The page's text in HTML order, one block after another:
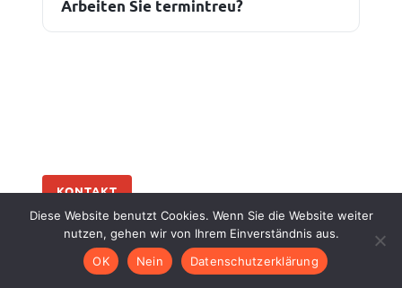
Arbeiten Sie termintreu?
KONTAKT
Kontakt zu Ihrem
Bauunternehmen
Diese Website benutzt Cookies. Wenn Sie die Website weiter
nutzen, gehen wir von Ihrem Einverständnis aus.
OK
Nein Datenschutzerklärung